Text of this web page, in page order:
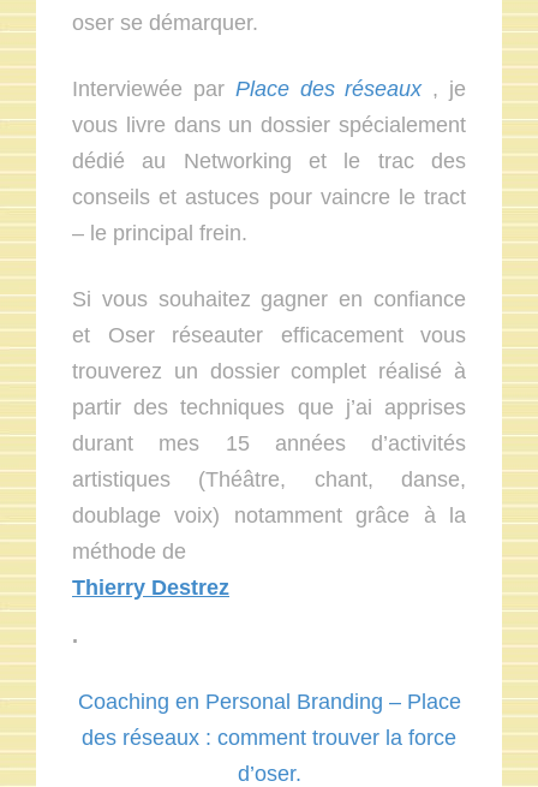
oser se démarquer.
Interviewée par Place des réseaux, je
vous livre dans un dossier spécialement
dédié au Networking et le trac des
conseils et astuces pour vaincre le tract
– le principal frein.
Si vous souhaitez gagner en confiance
et Oser réseauter efficacement vous
trouverez un dossier complet réalisé à
partir des techniques que j’ai apprises
durant mes 15 années d’activités
artistiques (Théâtre, chant, danse,
doublage voix) notamment grâce à la
méthode de
Thierry Destrez
.
Coaching en Personal Branding – Place
des réseaux : comment trouver la force
d’oser.